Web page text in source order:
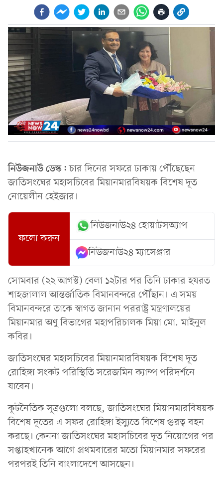
নিউজনাউ ডেস্ক:চার দিনের সফরে ঢাকায় পৌঁ‌ছেছেন
জাতিসংঘের মহাসচিবের মিয়ানমারবিষয়ক বিশেষ দূত
নোয়েলীন হেইজার।
ফলো করুন
নিউজনাউ২৪ হোয়াটসঅ্যাপ
নিউজনাউ২৪ ম্যাসেঞ্জার
সোমবার (২২ আগস্ট) বেলা ১২টার পর তি‌নি ঢাকার হযরত
শাহজালাল আন্তর্জা‌তিক বিমানবন্দ‌রে পৌঁছান। এ সময়
বিমানবন্দ‌রে তা‌কে স্বাগত জানান পররাষ্ট্র মন্ত্রণালয়ের
মিয়ানমার অণু বিভাগের মহাপরিচালক মিয়া মো. মাইনুল
কবির।
জাতিসংঘের মহাসচিবের মিয়ানমারবিষয়ক বিশেষ দূত
রোহিঙ্গা সংকট পরিস্থিতি সরেজমিন ক্যাম্প পরিদর্শনে
যাবেন।
কূটনৈতিক সূত্রগুলো বলছে, জাতিসংঘের মিয়ানমারবিষয়ক
বিশেষ দূতের এ সফর রোহিঙ্গা ইস্যুতে বিশেষ গুরত্ব বহন
করছে। কেননা জাতিসংঘের মহাসচিবের দূত নিয়োগের পর
সপ্তাহখানেক আগে প্রথমবারের মতো মিয়ানমার সফরের
পরপরই তিনি বাংলাদেশে আসছেন।